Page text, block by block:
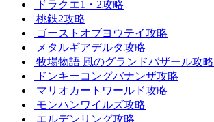
ドラクエ1・2攻略
桃鉄2攻略
ゴーストオブヨウテイ攻略
メタルギアデルタ攻略
牧場物語 風のグランドバザール攻略
ドンキーコングバナンザ攻略
マリオカートワールド攻略
モンハンワイルズ攻略
エルデンリング攻略